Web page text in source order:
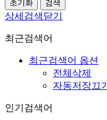
상세검색닫기
최근검색어
최근검색어 옵션
전체삭제
자동저장끄기
인기검색어